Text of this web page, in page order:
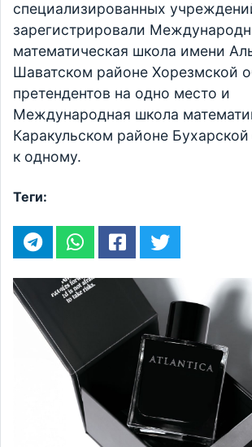
специализированных
зарегистрировали
математическая школа имени
Шаватском районе Хорезмской
претендентов на одно место и
Международная школа
Каракульском районе
к одному.
Теги: